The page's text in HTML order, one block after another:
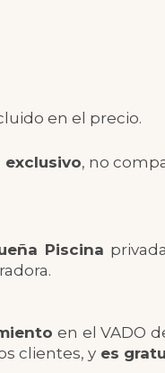
en el precio.
, no
Piscina
en el VADO
clientes, yes